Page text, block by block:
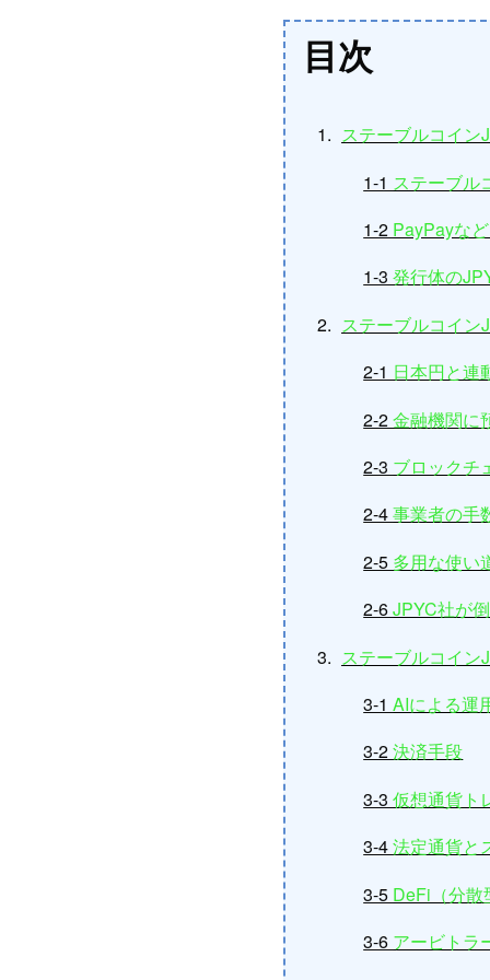
目次
ステーブルコイン
1-1 ステーブル
1-2 PayPayな
1-3発行体の
ステーブルコイン
2-1 日本円と連
2-2金融機関に
2-3 ブロックチ
2-4事業者の手
2-5 多用な使い
2-6JPYC社が
ステーブルコイン
3-1AIによる運
3-2決済手段
3-3仮想通貨ト
3-4法定通貨と
3-5 DeFi（分散
3-6 アービトラ